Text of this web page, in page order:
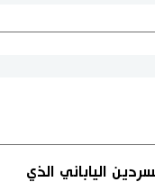
الياباني الذي